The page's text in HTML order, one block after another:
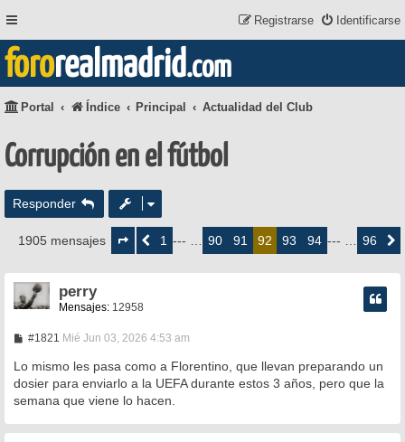
Identificarse
Registrarse
fororealmadrid.com
Portal Índice Principal Actualidad del Club
Corrupción en el fútbol
Responder
1905 mensajes
Página
deAnterior1 --- … 90 91 92 93 94 --- … 96
perry
Mensajes: 12958
#1821 M
n
a
j
Mié Jun 03, 2026 4:53 am
Lo mismo les pasa como a Florentino, que llevan preparando un
dosier para enviarlo a la UEFA durante estos 3 años, pero que la
semana que viene lo hacen.